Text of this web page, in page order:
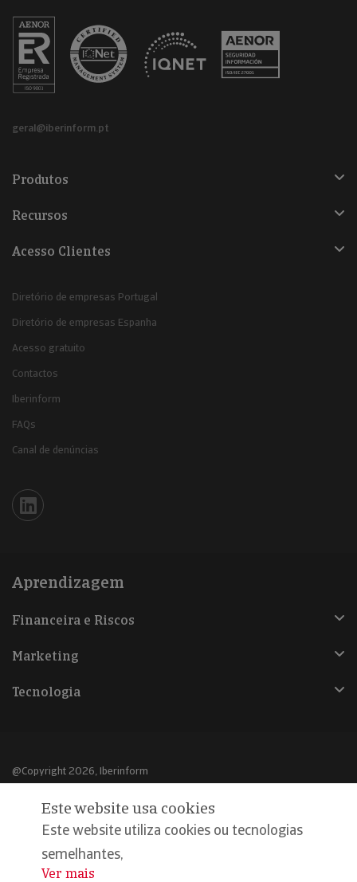
geral@iberinform.pt
Produtos
Recursos
Acesso Clientes
Diretório de empresas Portugal
Diretório de empresas Espanha
Acesso gratuito
Contactos
Iberinform
FAQs
Canal de denúncias
Iberinform en Linkedin
Aprendizagem
Financeira e Riscos
Marketing
Tecnologia
@Copyright 2026, Iberinform
Aviso legal
Política de cookies
Declaração de privacidade
Este website usa cookies
Este website utiliza cookies ou tecnologias
semelhantes,
...
Ver mais